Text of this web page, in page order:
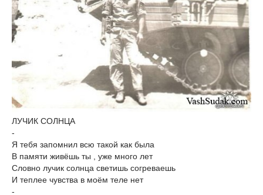
ЛУЧИК СОЛНЦА
-
Я тебя запомнил всю такой как была
В памяти живёшь ты , уже много лет
Словно лучик солнца светишь согреваешь
И теплее чувства в моём теле нет
-